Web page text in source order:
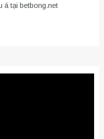
á tại betbong.net